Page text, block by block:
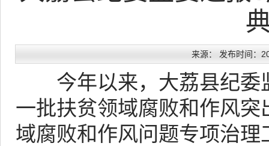
来源： 发布时间：
今年以来，大荔县纪委
一批扶贫领域腐败和作风
域腐败和作风问题专项治